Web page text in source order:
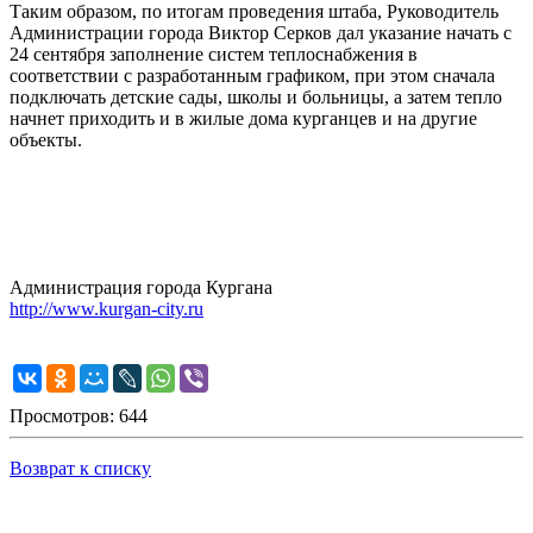
Таким образом, по итогам проведения штаба, Руководитель
Администрации города Виктор Серков дал указание начать с
24 сентября заполнение систем теплоснабжения в
соответствии с разработанным графиком, при этом сначала
подключать детские сады, школы и больницы, а затем тепло
начнет приходить и в жилые дома курганцев и на другие
объекты.
Администрация города Кургана
http://www.kurgan-city.ru
Просмотров: 644
Возврат к списку